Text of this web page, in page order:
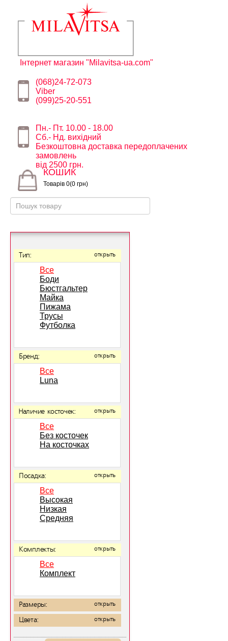
Інтернет магазин "Milavitsa-ua.com"
(068)24-72-073
Viber
(099)25-20-551
Пн.- Пт. 10.00 - 18.00
Сб.- Нд. вихідний
Безкоштовна доставка передоплачених
замовлень
від 2500 грн.
КОШИК
Товарів 0(0 грн)
Тип: открыть
Все
Боди
Бюстгальтер
Майка
Пижама
Трусы
Футболка
Бренд: открыть
Все
Luna
Наличие косточек: открыть
Все
Без косточек
На косточках
Посадка: открыть
Все
Высокая
Низкая
Средняя
Комплекты: открыть
Все
Комплект
Размеры: открыть
Цвета: открыть